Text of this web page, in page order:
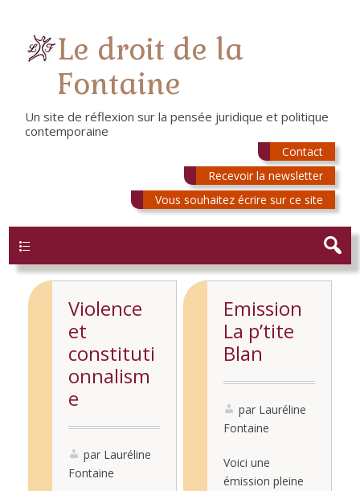
Le droit de la
Fontaine
Un site de réflexion sur la pensée juridique et politique
contemporaine
Contact
Recevoir la newsletter
Vous souhaitez écrire sur ce site
Violence
et
constituti
onnalism
e
par Lauréline
Fontaine
Emission
La p’tite
Blan
par Lauréline
Fontaine
Voici une
émission pleine